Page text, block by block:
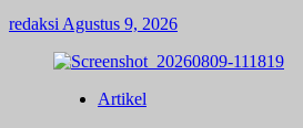
redaksi Agustus 9, 2026
Artikel